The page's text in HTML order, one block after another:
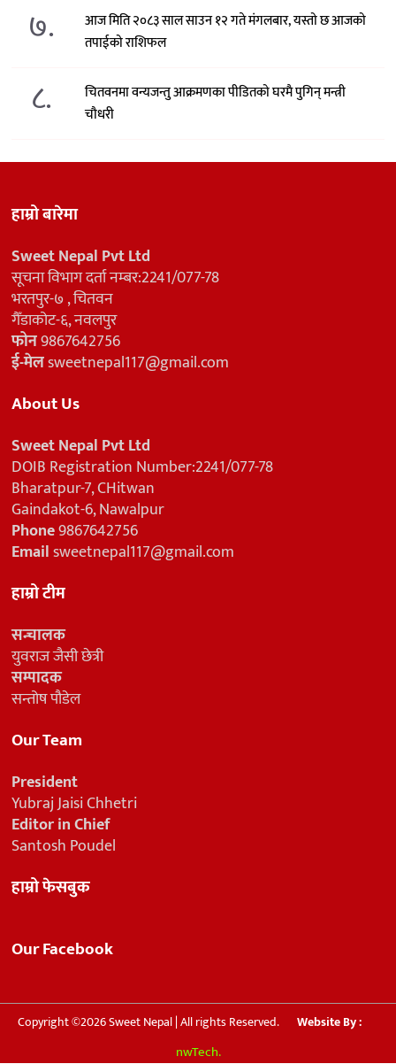
७.
आज मिति २०८३ साल साउन १२ गते मंगलबार, यस्तो छ आजको
तपाईको राशिफल
८.
चितवनमा वन्यजन्तु आक्रमणका पीडितको घरमै पुगिन् मन्त्री
चौधरी
हाम्रो बारेमा
Sweet Nepal Pvt Ltd
सूचना विभाग दर्ता नम्बर:2241/077-78
भरतपुर-७ , चितवन
गैँडाकोट-६, नवलपुर
फोन9867642756
ई-मेलsweetnepal117@gmail.com
About Us
Sweet Nepal Pvt Ltd
DOIB Registration Number:2241/077-78
Bharatpur-7, CHitwan
Gaindakot-6, Nawalpur
Phone9867642756
Emailsweetnepal117@gmail.com
हाम्रो टीम
सन्चालक
युवराज जैसी छेत्री
सम्पादक
सन्तोष पौडेल
Our Team
President
Yubraj Jaisi Chhetri
Editor in Chief
Santosh Poudel
हाम्रो फेसबुक
Our Facebook
Copyright ©2026 Sweet Nepal | All rights Reserved. Website By :
nwTech.